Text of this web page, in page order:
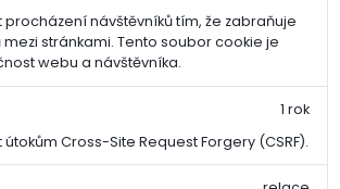
návštěvníků tím, že zabraňuje
stránkami. Tento soubor cookie je
webu a návštěvníka.
Cross-Site Request Forgery (CSRF).
1 rok